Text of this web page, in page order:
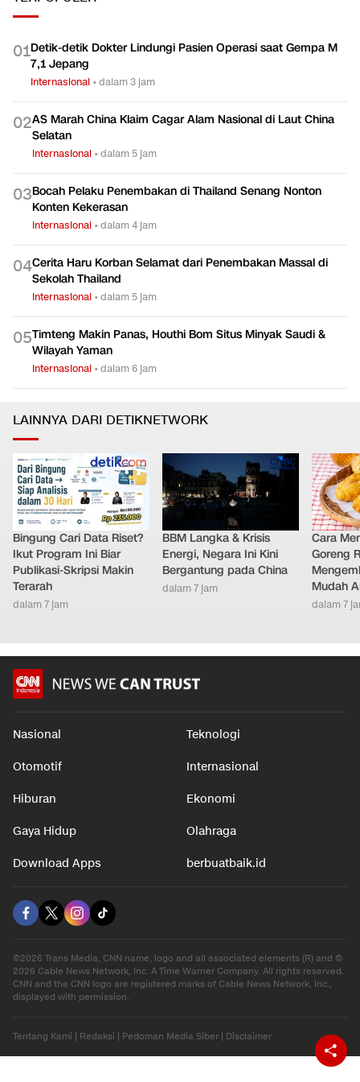
01Detik-detik Dokter Lindungi Pasien Operasi saat Gempa M
7,1 Jepang
Internasional •dalam 3 jam
02AS Marah China Klaim Cagar Alam Nasional di Laut China
Selatan
Internasional •dalam 5 jam
03Bocah Pelaku Penembakan di Thailand Senang Nonton
Konten Kekerasan
Internasional •dalam 4 jam
04Cerita Haru Korban Selamat dari Penembakan Massal di
Sekolah Thailand
Internasional •dalam 5 jam
05Timteng Makin Panas, Houthi Bom Situs Minyak Saudi &
Wilayah Yaman
Internasional •dalam 6 jam
LAINNYA DARI DETIKNETWORK
Bingung Cari Data Riset?
Ikut Program Ini Biar
Publikasi-Skripsi Makin
Terarah
dalam 7 jam
BBM Langka & Krisis
Energi, Negara Ini Kini
Bergantung pada China
dalam 7 jam
Cara
Goreng
Mudah
dalam 7
Nasional Teknologi
Otomotif Internasional
Hiburan Ekonomi
Gaya Hidup Olahraga
Download Apps berbuatbaik.id
©2026 Trans Media, CNN name, logo and all associated elements (R) and ©
2026 Cable News Network, Inc. A Time Warner Company. All rights reserved.
CNN and the CNN logo are registered marks of Cable News Network, Inc.,
displayed with permission.
Tentang Kami | Redaksi | Pedoman Media Siber | Disclaimer